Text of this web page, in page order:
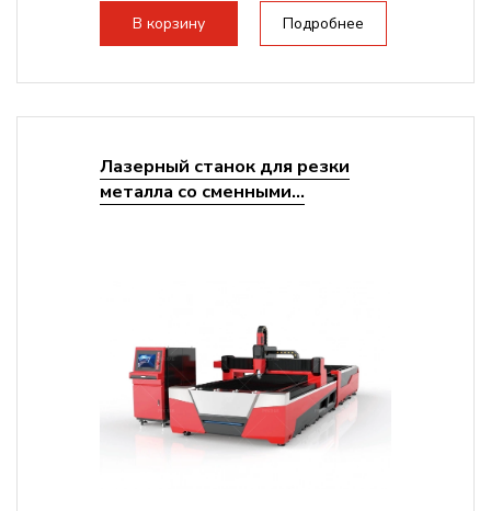
В корзину Подробнее
Лазерный станок для резки
металла со сменными...